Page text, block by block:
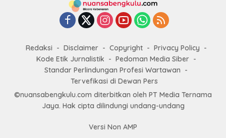
Redaksi Disclaimer Copyright
Privacy Policy
Kode Etik Jurnalistik
Pedoman Media Siber
Standar Perlindungan Profesi Wartawan
Tervefikasi di Dewan Pers
©nuansabengkulu.com diterbitkan oleh PT Media Ternama
Jaya. Hak cipta dilindungi undang-undang
Versi Non AMP